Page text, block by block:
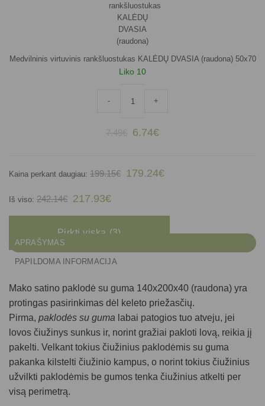
Medvilninis virtuvinis rankšluostukas KALĖDŲ DVASIA (raudona) 50x70
Liko 10
- +
Original
6.74€Current
Kaina perkant daugiau: 199.15€ 179.24€
Iš viso: 242.14€ 217.93€
Pirkti viską 3
APRAŠYMAS
PAPILDOMA INFORMACIJA
Mako satino paklodė su guma 140x200x40 (raudona) yra
protingas pasirinkimas dėl keleto priežasčių.
Pirma, paklodės su guma labai patogios tuo atveju, jei
lovos čiužinys sunkus ir, norint gražiai pakloti lovą, reikia jį
pakelti. Velkant tokius čiužinius paklodėmis su guma
pakanka kilstelti čiužinio kampus, o norint tokius čiužinius
užvilkti paklodėmis be gumos tenka čiužinius atkelti per
visą perimetrą.